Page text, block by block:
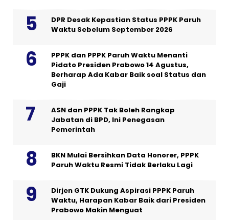
DPR Desak Kepastian Status PPPK Paruh
Waktu Sebelum September 2026
PPPK dan PPPK Paruh Waktu Menanti
Pidato Presiden Prabowo 14 Agustus,
Berharap Ada Kabar Baik soal Status dan
Gaji
ASN dan PPPK Tak Boleh Rangkap
Jabatan di BPD, Ini Penegasan
Pemerintah
BKN Mulai Bersihkan Data Honorer, PPPK
Paruh Waktu Resmi Tidak Berlaku Lagi
Dirjen GTK Dukung Aspirasi PPPK Paruh
Waktu, Harapan Kabar Baik dari Presiden
Prabowo Makin Menguat